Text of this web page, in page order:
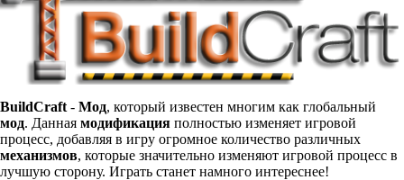
BuildCraft - Мод, который известен многим как глобальный
мод. Данная модификация полностью изменяет игровой
процесс, добавляя в игру огромное количество различных
механизмов, которые значительно изменяют игровой процесс в
лучшую сторону. Играть станет намного интереснее!